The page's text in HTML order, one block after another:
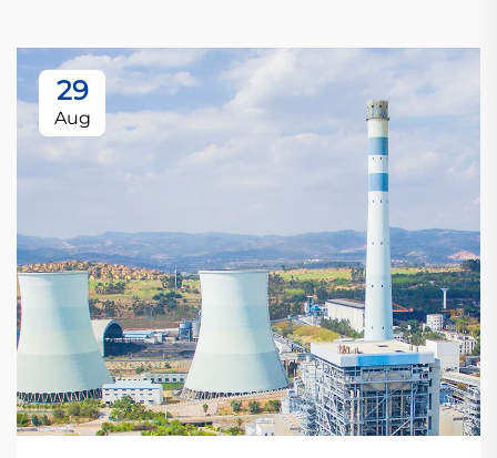
29
Aug